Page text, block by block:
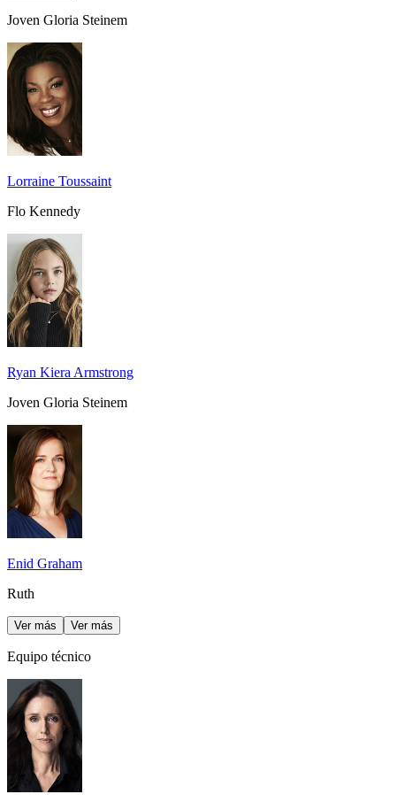
Joven Gloria Steinem
Lorraine Toussaint
Flo Kennedy
Ryan Kiera Armstrong
Joven Gloria Steinem
Enid Graham
Ruth
Ver más Ver más
Equipo técnico